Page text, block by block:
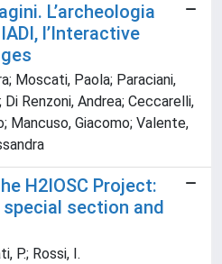
L’archeologia
l’Interactive
Moscati, Paola; Paraciani,
Renzoni, Andrea; Ceccarelli,
Mancuso, Giacomo; Valente,
H2IOSC Project:
section and
P.; Rossi, I.